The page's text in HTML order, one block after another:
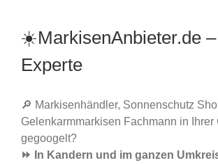
☀️MarkisenAnbieter.de –
Experte
🔎 Markisenhändler, Sonnenschutz
Gelenkarmmarkisen Fachmann in Ihrer
gegoogelt?
⏩ In Kandern und im ganzen